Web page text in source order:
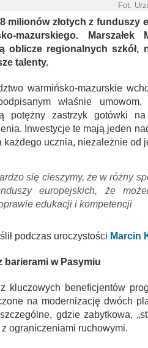
Fot.
milionów złotych z funduszy
mazurskiego.
oblicze regionalnych szkół,
talenty.
warmińsko-mazurskie
właśnie
potężny zastrzyk gotówki
Inwestycje te mają jeden
każdego ucznia, niezależnie od
się cieszymy, że w różny
europejskich, że
edukacji i kompetencji
podczas uroczystości Marcin
barierami w Pasymiu
kluczowych beneficjentów
na modernizację dwóch
gdzie zabytkowa,
ograniczeniami ruchowymi.